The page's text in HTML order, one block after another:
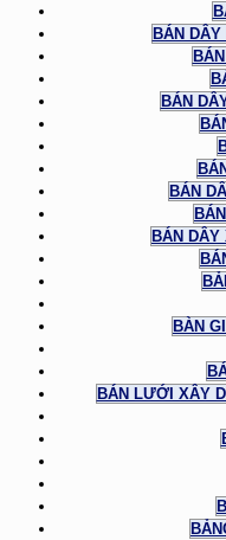
BÁN DÂY
BÁN
BÁN
BÁN DÂY
BÀN
BÁN LƯỚI XÂY